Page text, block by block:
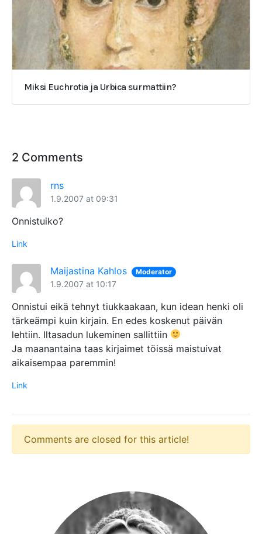
Miksi Euchrotia ja Urbica surmattiin?
2 Comments
rns
1.9.2007 at 09:31
Onnistuiko?
Link
Maijastina Kahlos Moderator
1.9.2007 at 10:17
Onnistui eikä tehnyt tiukkaakaan, kun idean henki oli
tärkeämpi kuin kirjain. En edes koskenut päivän
lehtiin. Iltasadun lukeminen sallittiin
Ja maanantaina taas kirjaimet töissä maistuivat
aikaisempaa paremmin!
Link
Comments are closed for this article!